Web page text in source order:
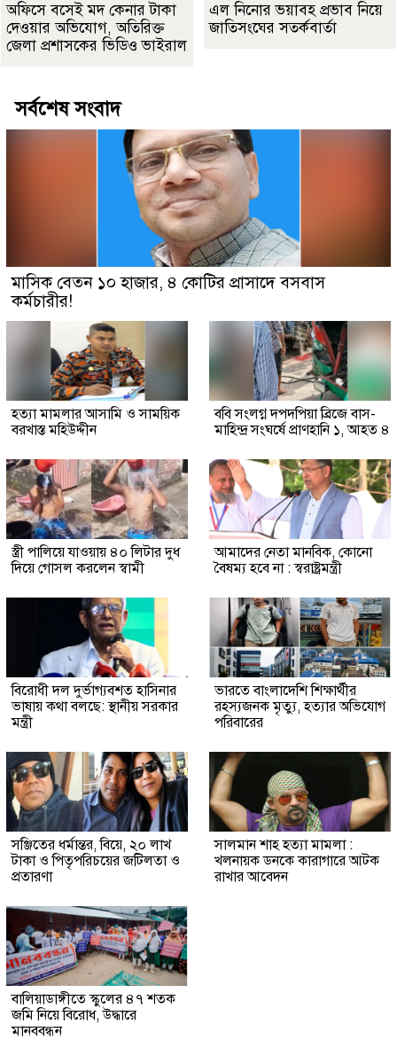
অফিসে বসেই মদ কেনার টাকা
দেওয়ার অভিযোগ, অতিরিক্ত
জেলা প্রশাসকের ভিডিও ভাইরাল
এল নিনোর ভয়াবহ প্রভাব নিয়ে
জাতিসংঘের সতর্কবার্তা
সর্বশেষ সংবাদ
মাসিক বেতন ১০ হাজার, ৪ কোটির প্রাসাদে বসবাস
কর্মচারীর!
হত্যা মামলার আসামি ও সাময়িক
বরখাস্ত মহিউদ্দীন
ববি সংলগ্ন দপদপিয়া ব্রিজে বাস-
মাহিন্দ্র সংঘর্ষে প্রাণহানি ১, আহত ৪
স্ত্রী পালিয়ে যাওয়ায় ৪০ লিটার দুধ
দিয়ে গোসল করলেন স্বামী
আমাদের নেতা মানবিক, কোনো
বৈষম্য হবে না : স্বরাষ্ট্রমন্ত্রী
বিরোধী দল দুর্ভাগ্যবশত হাসিনার
ভাষায় কথা বলছে: স্থানীয় সরকার
মন্ত্রী
ভারতে বাংলাদেশি শিক্ষার্থীর
রহস্যজনক মৃত্যু, হত্যার অভিযোগ
পরিবারের
সঞ্জিতের ধর্মান্তর, বিয়ে, ২০ লাখ
টাকা ও পিতৃপরিচয়ের জটিলতা ও
প্রতারণা
সালমান শাহ হত্যা মামলা :
খলনায়ক ডনকে কারাগারে আটক
রাখার আবেদন
বালিয়াডাঙ্গীতে স্কুলের ৪৭ শতক
জমি নিয়ে বিরোধ, উদ্ধারে
মানববন্ধন